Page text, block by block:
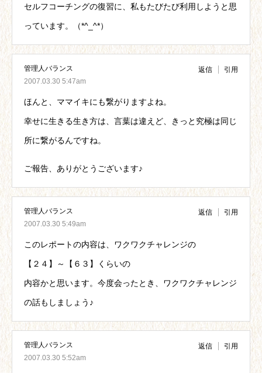
セルフコーチングの復習に、私もたびたび利用しようと思
っています。（*^_^*）
管理人バランス
2007.03.30 5:47am
返信 引用
ほんと、ママイキにも繋がりますよね。
幸せに生きる生き方は、言葉は違えど、きっと究極は同じ
所に繋がるんですね。
ご報告、ありがとうございます♪
管理人バランス
2007.03.30 5:49am
返信 引用
このレポートの内容は、ワクワクチャレンジの
【２４】～【６３】くらいの
内容かと思います。今度会ったとき、ワクワクチャレンジ
の話もしましょう♪
管理人バランス
2007.03.30 5:52am
返信 引用